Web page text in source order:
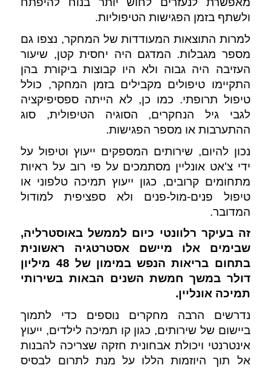
ולשתף בזמן הפגישות הטיפוליות.
מספר מגבלות. המדגם היה יחסית קטן, שיעור
התקיימו טיפולים מקבילים בזמן המחקר, כולל
לגבי גיל הנחקרים, הסוגיה הטיפולית, סוג
ההתערבות או מספר הפגישות.
נכון להיום, שירותים המספקים ייעוץ וטיפול על
ידי צ'אט אונליין מסתמכים על פי רוב על ראיות
טיפול פנים-מול-פנים ולא ספציפית למודול
המדובר.
שבימים אלו מיישם אסטרטגיה ראשונית
תמיכה אונליין.
נדרשים הרבה מחקרים נוספים כדי לתמוך
ביישום של שירותים, כגון קו תמיכה לילדים, ייעוץ
אינטרנטי ויכולת אבחונית חזקה שצריכה להבנות
אל תוך היוזמות הללו על מנת לתרום לבסיס